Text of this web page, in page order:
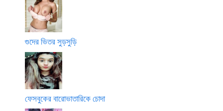
গুদের ভিতর সুড়সুড়ি
ফেসবুকের বারোভাতারিকে চোদা